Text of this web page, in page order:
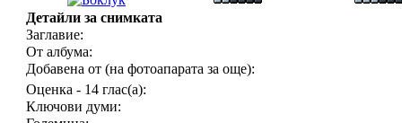
Детайли за снимката
Заглавие:
От албума:
Добавена от (на фотоапарата за още):
Оценка - 14 глас(а):
Ключови думи: